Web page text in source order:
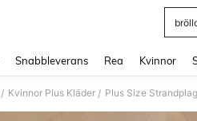
Snabbleverans Rea Kvinnor
/ Kvinnor Plus Kläder / Plus Size